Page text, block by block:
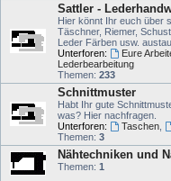
Sattler -
Hier könnt Ihr euch über
Täschner, Riemer,
Leder Färben usw.
Unterforen:
Eure
Lederbearbeitung
Themen: 233
Schnittmuster
Habt Ihr gute
was? Hier nachfragen.
Unterforen:
Taschen,
Themen: 3
Nähtechniken und
Themen: 1